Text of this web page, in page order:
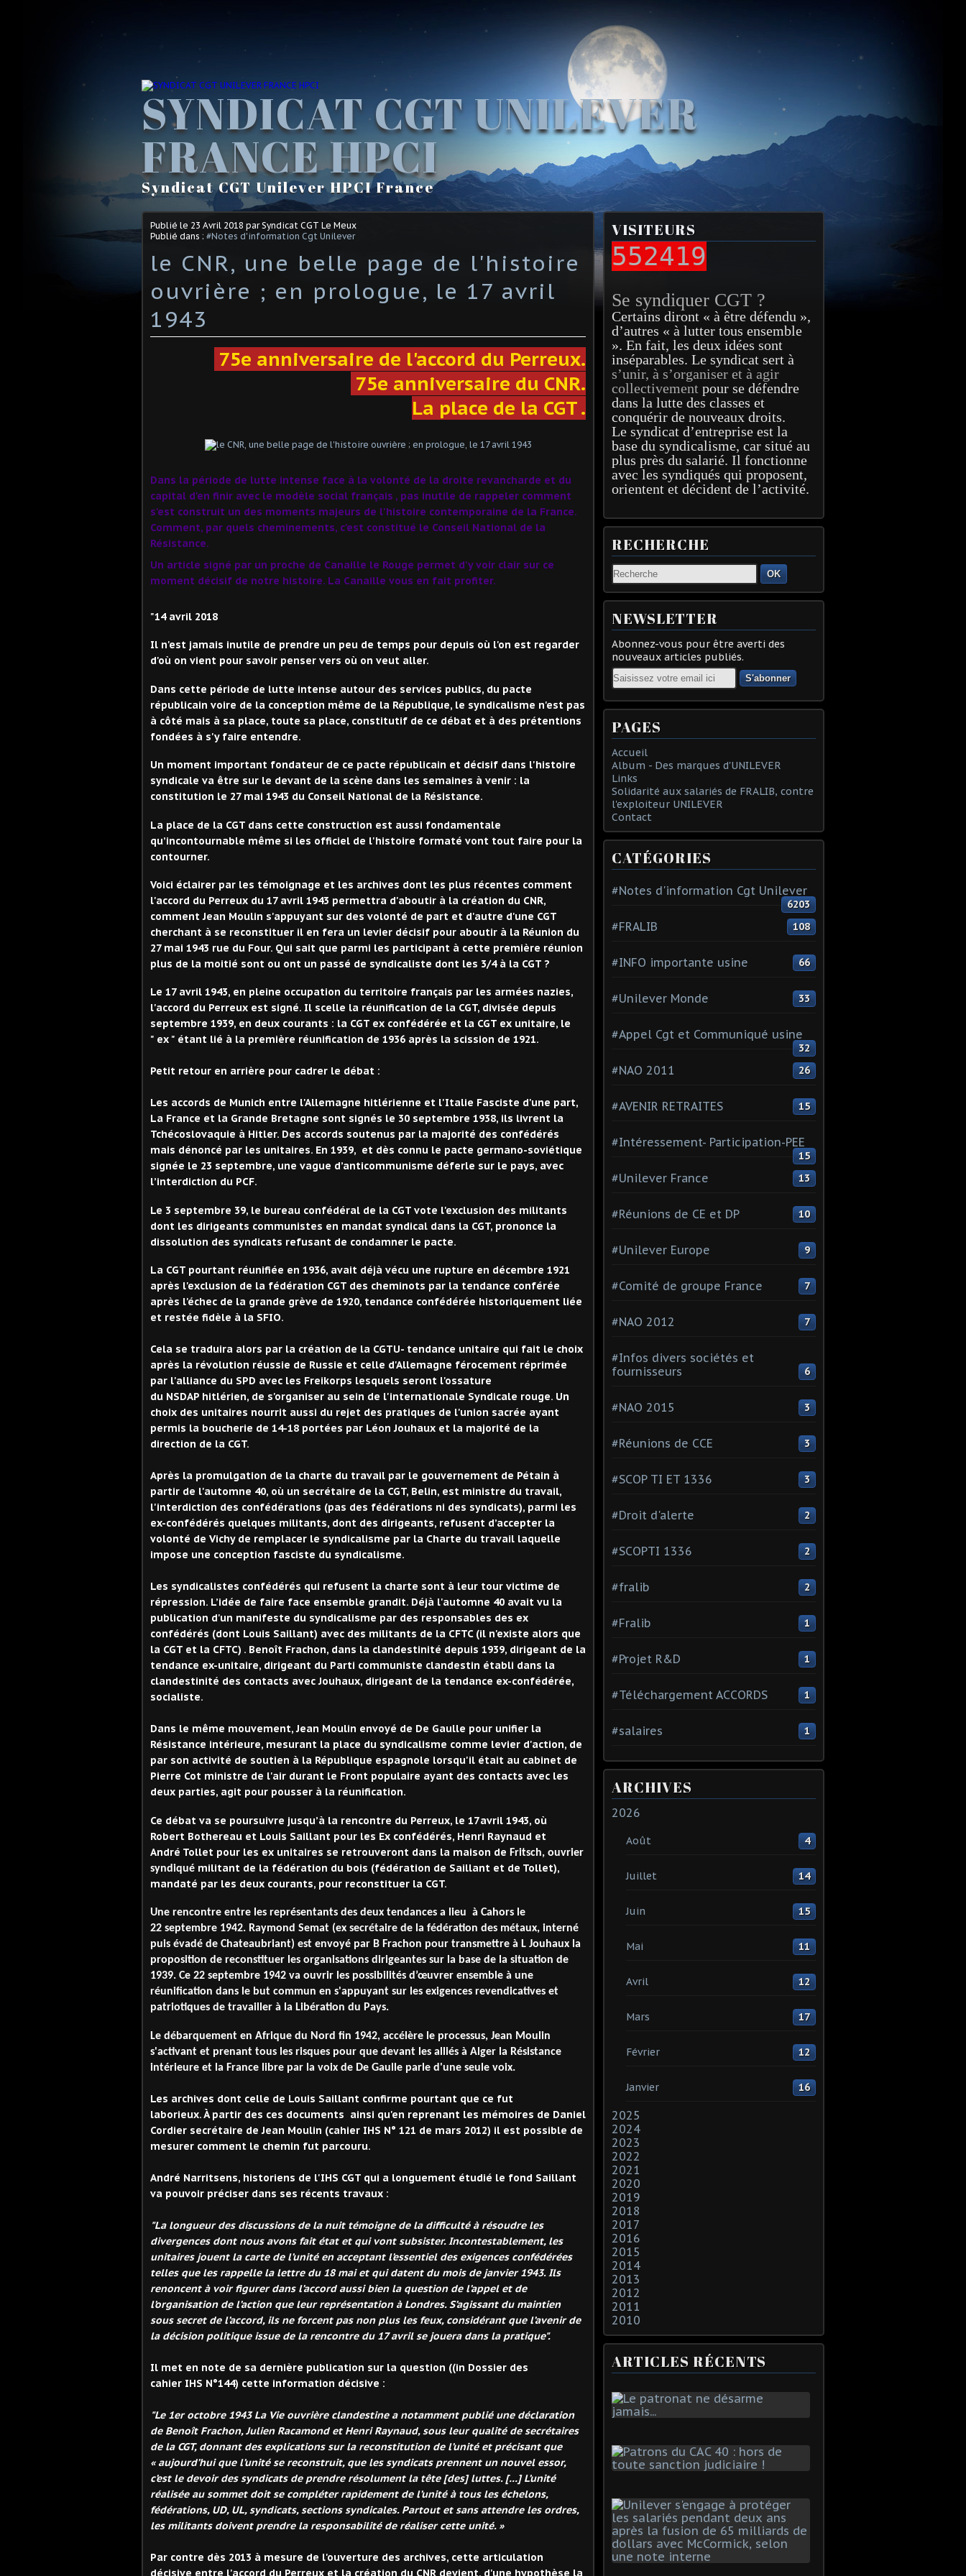
SYNDICAT CGT UNILEVER
FRANCE HPCI
Syndicat CGT Unilever HPCI France
Publié le 23 Avril 2018 par Syndicat CGT Le Meux
Publié dans : #Notes d'information Cgt Unilever
le CNR, une belle page de l'histoire
ouvrière ; en prologue, le 17 avril
1943
75e anniversaire de l'accord du Perreux.
75e anniversaire du CNR.
La place de la CGT .
Dans la période de lutte intense face à la volonté de la droite revancharde et du
capital d'en finir avec le modèle social français , pas inutile de rappeler comment
s'est construit un des moments majeurs de l'histoire contemporaine de la France.
Comment, par quels cheminements, c'est constitué le Conseil National de la
Résistance.
Un article signé par un proche de Canaille le Rouge permet d'y voir clair sur ce
moment décisif de notre histoire. La Canaille vous en fait profiter.
"14 avril 2018
Il n'est jamais inutile de prendre un peu de temps pour depuis où l'on est regarder
d'où on vient pour savoir penser vers où on veut aller.
Dans cette période de lutte intense autour des services publics, du pacte
républicain voire de la conception même de la République, le syndicalisme n'est pas
à côté mais à sa place, toute sa place, constitutif de ce débat et à des prétentions
fondées à s'y faire entendre.
Un moment important fondateur de ce pacte républicain et décisif dans l'histoire
syndicale va être sur le devant de la scène dans les semaines à venir : la
constitution le 27 mai 1943 du Conseil National de la Résistance.
La place de la CGT dans cette construction est aussi fondamentale
qu’incontournable même si les officiel de l'histoire formaté vont tout faire pour la
contourner.
Voici éclairer par les témoignage et les archives dont les plus récentes comment
l'accord du Perreux du 17 avril 1943 permettra d'aboutir à la création du CNR,
comment Jean Moulin s'appuyant sur des volonté de part et d'autre d'une CGT
cherchant à se reconstituer il en fera un levier décisif pour aboutir à la Réunion du
27 mai 1943 rue du Four. Qui sait que parmi les participant à cette première réunion
plus de la moitié sont ou ont un passé de syndicaliste dont les 3/4 à la CGT ?
Le 17 avril 1943, en pleine occupation du territoire français par les armées nazies,
l'accord du Perreux est signé. Il scelle la réunification de la CGT, divisée depuis
septembre 1939, en deux courants : la CGT ex confédérée et la CGT ex unitaire, le
" ex " étant lié à la première réunification de 1936 après la scission de 1921.
Petit retour en arrière pour cadrer le débat :
Les accords de Munich entre l'Allemagne hitlérienne et l'Italie Fasciste d'une part,
La France et la Grande Bretagne sont signés le 30 septembre 1938, ils livrent la
Tchécoslovaquie à Hitler. Des accords soutenus par la majorité des confédérés
mais dénoncé par les unitaires. En 1939, et dès connu le pacte germano-soviétique
signée le 23 septembre, une vague d’anticommunisme déferle sur le pays, avec
l’interdiction du PCF.
Le 3 septembre 39, le bureau confédéral de la CGT vote l'exclusion des militants
dont les dirigeants communistes en mandat syndical dans la CGT, prononce la
dissolution des syndicats refusant de condamner le pacte.
La CGT pourtant réunifiée en 1936, avait déjà vécu une rupture en décembre 1921
après l'exclusion de la fédération CGT des cheminots par la tendance conférée
après l'échec de la grande grève de 1920, tendance confédérée historiquement liée
et restée fidèle à la SFIO.
Cela se traduira alors par la création de la CGTU- tendance unitaire qui fait le choix
après la révolution réussie de Russie et celle d'Allemagne férocement réprimée
par l'alliance du SPD avec les Freikorps lesquels seront l'ossature
du NSDAP hitlérien, de s'organiser au sein de l'internationale Syndicale rouge. Un
choix des unitaires nourrit aussi du rejet des pratiques de l'union sacrée ayant
permis la boucherie de 14-18 portées par Léon Jouhaux et la majorité de la
direction de la CGT.
Après la promulgation de la charte du travail par le gouvernement de Pétain à
partir de l'automne 40, où un secrétaire de la CGT, Belin, est ministre du travail,
l'interdiction des confédérations (pas des fédérations ni des syndicats), parmi les
ex-confédérés quelques militants, dont des dirigeants, refusent d’accepter la
volonté de Vichy de remplacer le syndicalisme par la Charte du travail laquelle
impose une conception fasciste du syndicalisme.
Les syndicalistes confédérés qui refusent la charte sont à leur tour victime de
répression. L’idée de faire face ensemble grandit. Déjà l'automne 40 avait vu la
publication d'un manifeste du syndicalisme par des responsables des ex
confédérés (dont Louis Saillant) avec des militants de la CFTC (il n'existe alors que
la CGT et la CFTC) . Benoît Frachon, dans la clandestinité depuis 1939, dirigeant de la
tendance ex-unitaire, dirigeant du Parti communiste clandestin établi dans la
clandestinité des contacts avec Jouhaux, dirigeant de la tendance ex-confédérée,
socialiste.
Dans le même mouvement, Jean Moulin envoyé de De Gaulle pour unifier la
Résistance intérieure, mesurant la place du syndicalisme comme levier d'action, de
par son activité de soutien à la République espagnole lorsqu'il était au cabinet de
Pierre Cot ministre de l'air durant le Front populaire ayant des contacts avec les
deux parties, agit pour pousser à la réunification.
Ce débat va se poursuivre jusqu’à la rencontre du Perreux, le 17 avril 1943, où
Robert Bothereau et Louis Saillant pour les Ex confédérés, Henri Raynaud et
André Tollet pour les ex unitaires se retrouveront dans la maison de Fritsch, ouvrier
syndiqué militant de la fédération du bois (fédération de Saillant et de Tollet),
mandaté par les deux courants, pour reconstituer la CGT.
Une rencontre entre les représentants des deux tendances a lieu à Cahors le
22 septembre 1942. Raymond Semat (ex secrétaire de la fédération des métaux, interné
puis évadé de Chateaubriant) est envoyé par B Frachon pour transmettre à L Jouhaux la
proposition de reconstituer les organisations dirigeantes sur la base de la situation de
1939. Ce 22 septembre 1942 va ouvrir les possibilités d’œuvrer ensemble à une
réunification dans le but commun en s'appuyant sur les exigences revendicatives et
patriotiques de travailler à la Libération du Pays.
Le débarquement en Afrique du Nord fin 1942, accélère le processus, Jean Moulin
s'activant et prenant tous les risques pour que devant les alliés à Alger la Résistance
intérieure et la France libre par la voix de De Gaulle parle d'une seule voix.
Les archives dont celle de Louis Saillant confirme pourtant que ce fut
laborieux. À partir des ces documents ainsi qu'en reprenant les mémoires de Daniel
Cordier secrétaire de Jean Moulin (cahier IHS N° 121 de mars 2012) il est possible de
mesurer comment le chemin fut parcouru.
André Narritsens, historiens de l'IHS CGT qui a longuement étudié le fond Saillant
va pouvoir préciser dans ses récents travaux :
"La longueur des discussions de la nuit témoigne de la difficulté à résoudre les
divergences dont nous avons fait état et qui vont subsister. Incontestablement, les
unitaires jouent la carte de l’unité en acceptant l’essentiel des exigences confédérées
telles que les rappelle la lettre du 18 mai et qui datent du mois de janvier 1943. Ils
renoncent à voir figurer dans l’accord aussi bien la question de l’appel et de
l’organisation de l’action que leur représentation à Londres. S’agissant du maintien
sous secret de l’accord, ils ne forcent pas non plus les feux, considérant que l’avenir de
la décision politique issue de la rencontre du 17 avril se jouera dans la pratique".
Il met en note de sa dernière publication sur la question ((in Dossier des
cahier IHS N°144) cette information décisive :
"Le 1er octobre 1943 La Vie ouvrière clandestine a notamment publié une déclaration
de Benoît Frachon, Julien Racamond et Henri Raynaud, sous leur qualité de secrétaires
de la CGT, donnant des explications sur la reconstitution de l’unité et précisant que
« aujourd’hui que l’unité se reconstruit, que les syndicats prennent un nouvel essor,
c’est le devoir des syndicats de prendre résolument la tête [des] luttes. […] L’unité
réalisée au sommet doit se compléter rapidement de l’unité à tous les échelons,
fédérations, UD, UL, syndicats, sections syndicales. Partout et sans attendre les ordres,
les militants doivent prendre la responsabilité de réaliser cette unité. »
Par contre dès 2013 à mesure de l'ouverture des archives, cette articulation
décisive entre l'accord du Perreux et la création du CNR devient, d'une hypothèse la
VISITEURS
552419
Se syndiquer CGT ?
Certains diront « à être défendu »,
d’autres « à lutter tous ensemble
». En fait, les deux idées sont
inséparables. Le syndicat sert à
s’unir, à s’organiser et à agir
collectivement pour se défendre
dans la lutte des classes et
conquérir de nouveaux droits.
Le syndicat d’entreprise est la
base du syndicalisme, car situé au
plus près du salarié. Il fonctionne
avec les syndiqués qui proposent,
orientent et décident de l’activité.
RECHERCHE
OK
NEWSLETTER
Abonnez-vous pour être averti des
nouveaux articles publiés.
Email
PAGES
Accueil
Album - Des marques d'UNILEVER
Links
Solidarité aux salariés de FRALIB, contre
l'exploiteur UNILEVER
Contact
CATÉGORIES
#Notes d'information Cgt Unilever
6203
#FRALIB 108
#INFO importante usine 66
#Unilever Monde 33
#Appel Cgt et Communiqué usine
32
#NAO 2011 26
#AVENIR RETRAITES 15
#Intéressement- Participation-PEE
15
#Unilever France 13
#Réunions de CE et DP 10
#Unilever Europe 9
#Comité de groupe France 7
#NAO 2012 7
#Infos divers sociétés et
fournisseurs
6
#NAO 2015 3
#Réunions de CCE 3
#SCOP TI ET 1336 3
#Droit d'alerte 2
#SCOPTI 1336 2
#fralib 2
#Fralib 1
#Projet R&D 1
#Téléchargement ACCORDS 1
#salaires 1
ARCHIVES
2026
Août 4
Juillet 14
Juin 15
Mai 11
Avril 12
Mars 17
Février 12
Janvier 16
2025
2024
2023
2022
2021
2020
2019
2018
2017
2016
2015
2014
2013
2012
2011
2010
ARTICLES RÉCENTS